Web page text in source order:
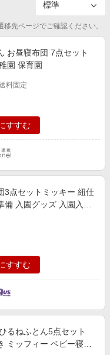
先ページでご確認ください。
お昼寝布団 7点セット
園 保育園
料固定
すすむ
3点セットミッキー 紐仕
備 入園グッズ 入園入学
すすむ
るねふとん5点セット
ミッフィー ベビー寝具